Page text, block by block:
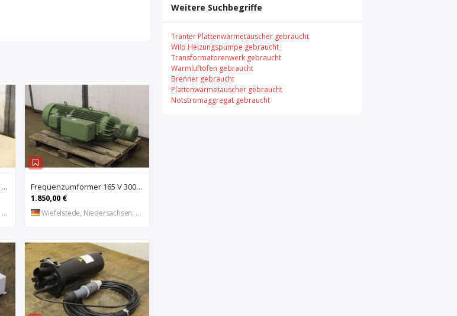
Glasfaserkabel von Phoenix Contact – AT-VQHB2Y
Frequenzumformer 165 V 300 Hz 26 kVA von Flender – 2 GR200/230
1.850,00 €
Wiefelstede, Niedersachsen, DE
Weitere Suchbegriffe
Tranter Plattenwärmetauscher gebraucht
Wilo Heizungspumpe gebraucht
Transformatorenwerk gebraucht
Warmluftofen gebraucht
Brenner gebraucht
Plattenwärmetauscher gebraucht
Notstromaggregat gebraucht